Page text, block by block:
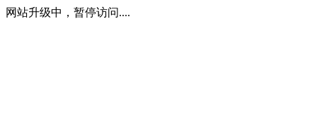
网站升级中，暂停访问....